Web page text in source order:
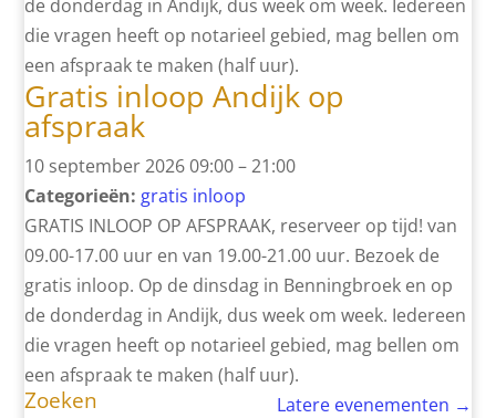
de donderdag in Andijk, dus week om week. Iedereen
die vragen heeft op notarieel gebied, mag bellen om
een afspraak te maken (half uur).
Gratis inloop Andijk op
afspraak
10 september 2026 09:00–21:00
Categorieën: gratis inloop
GRATIS INLOOP OP AFSPRAAK, reserveer op tijd! van
09.00-17.00 uur en van 19.00-21.00 uur. Bezoek de
gratis inloop. Op de dinsdag in Benningbroek en op
de donderdag in Andijk, dus week om week. Iedereen
die vragen heeft op notarieel gebied, mag bellen om
een afspraak te maken (half uur).
Latere evenementen →
Zoeken